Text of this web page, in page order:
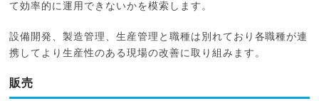
て効率的に運用できないかを模索します。
設備開発、製造管理、生産管理と職種は別れており各職種が連
携してより生産性のある現場の改善に取り組みます。
販売